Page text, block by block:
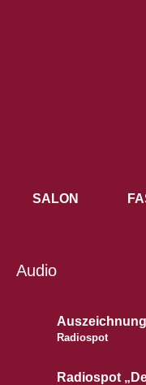
SALON
Audio
Radiospot
Radiospot